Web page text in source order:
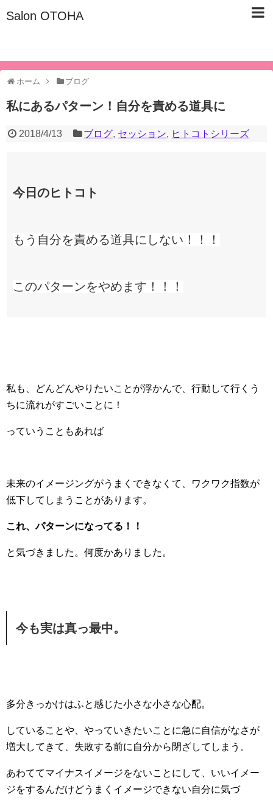
Salon OTOHA
ホーム ブログ
私にあるパターン！自分を責める道具に
2018/4/13 ブログ, セッション, ヒトコトシリーズ
今日のヒトコト
もう自分を責める道具にしない！！！
このパターンをやめます！！！
私も、どんどんやりたいことが浮かんで、行動して行くう
ちに流れがすごいことに！
っていうこともあれば
未来のイメージングがうまくできなくて、ワクワク指数が
低下してしまうことがあります。
これ、パターンになってる！！
と気づきました。何度かありました。
今も実は真っ最中。
多分きっかけはふと感じた小さな小さな心配。
していることや、やっていきたいことに急に自信がなさが
増大してきて、失敗する前に自分から閉ざしてしまう。
あわててマイナスイメージをないことにして、いいイメー
ジをするんだけどうまくイメージできない自分に気づ